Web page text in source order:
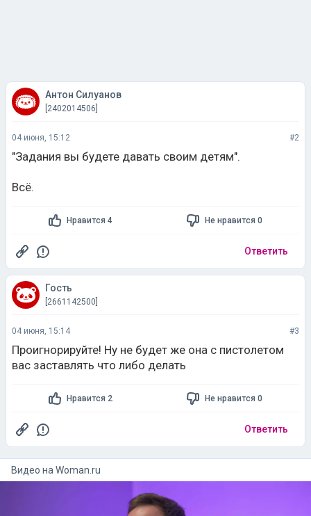
Aнтон Силуанов
[2402014506]
04 июня, 15:12 #2
"Задания вы будете давать своим детям".
Всё.
Нравится 4 Не нравится 0
Ответить
Гость
[2661142500]
04 июня, 15:14 #3
Проигнорируйте! Ну не будет же она с пистолетом
вас заставлять что либо делать
Нравится 2 Не нравится 0
Ответить
Видео на woman.ru